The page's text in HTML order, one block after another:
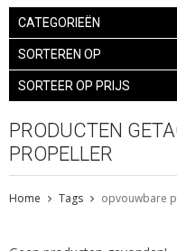
CATEGORIEËN
SORTEREN OP
SORTEER OP PRIJS
PRODUCTEN
PROPELLER
Home Tags opvouwbare